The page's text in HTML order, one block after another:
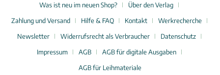
Was ist neu im neuen Shop?
Über den Verlag
Zahlung und Versand
Hilfe & FAQ Kontakt
Werkrecherche
Newsletter
Widerrufsrecht als Verbraucher
Datenschutz
Impressum
AGB
AGB für digitale Ausgaben
AGB für Leihmateriale